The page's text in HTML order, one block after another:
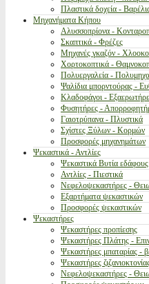
Πλαστικά δοχεία -
Μηχανήματα Κήπου
Αλυσσοπρίονα -
Σκαπτικά - Φρέζες
Μηχανές γκαζόν -
Χορτοκοπτικά -
Πολυεργαλεία -
Ψαλίδια μπορντούρας -
Κλαδοφάγοι -
Φυσητήρες -
Γαιοτρύπανα - Πλυστικά
Σχίστες Ξύλων - Κορμών
Προσφορές μηχανημάτων
Ψεκαστικά - Αντλίες
Ψεκαστικά Βυτία εδάφους
Αντλίες - Πιεστικά
Νεφελοψεκαστήρες -
Εξαρτήματα ψεκαστικών
Προσφορές ψεκαστικών
Ψεκαστήρες
Ψεκαστήρες προπίεσης
Ψεκαστήρες Πλάτης -
Ψεκαστήρες μπαταρίας -
Ψεκαστήρες
Νεφελοψεκαστήρες -